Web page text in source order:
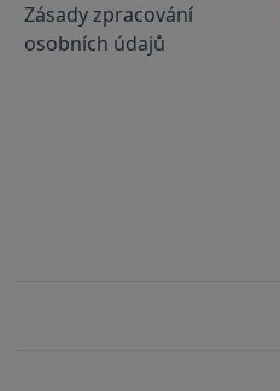
Zásady zpracování
osobních údajů